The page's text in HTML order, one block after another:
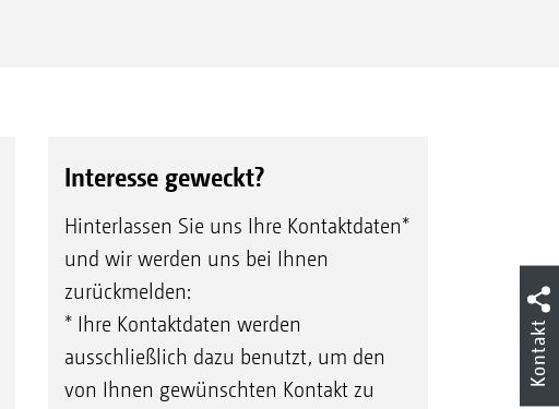
Interesse geweckt?
Hinterlassen Sie uns Ihre Kontaktdaten*
und wir werden uns bei Ihnen
zurückmelden:
* Ihre Kontaktdaten werden
ausschließlich dazu benutzt, um den
von Ihnen gewünschten Kontakt zu
Kontakt